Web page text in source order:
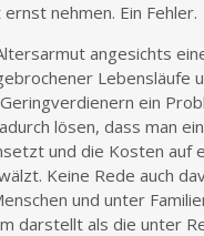
nehmen. Ein Fehler.
angesichts
Lebensläufe
ein
lösen, dass man
und die Kosten auf
Keine Rede auch
und unter
darstellt als die unter